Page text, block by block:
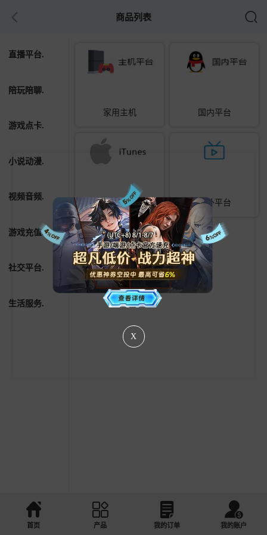
商品列表
直播平台.
陪玩陪聊.
游戏点卡.
小说动漫.
视频音频.
游戏充值.
社交平台.
生活服务.
家用主机 国内平台
iTunes 海外平台
首页 产品 我的订单 我的账户
X